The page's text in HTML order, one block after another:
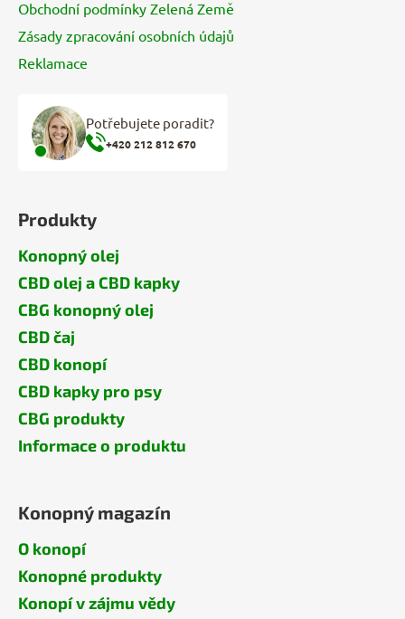
Obchodní podmínky Zelená Země
Zásady zpracování osobních údajů
Reklamace
Potřebujete poradit?
+420 212 812 670
Produkty
Konopný olej
CBD olej a CBD kapky
CBG konopný olej
CBD čaj
CBD konopí
CBD kapky pro psy
CBG produkty
Informace o produktu
Konopný magazín
O konopí
Konopné produkty
Konopí v zájmu vědy